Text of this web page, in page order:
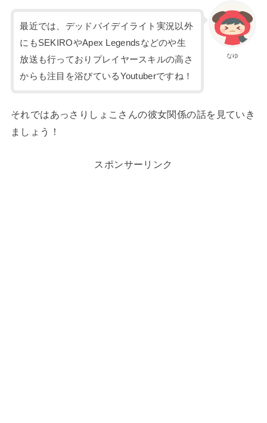
なゆ
最近では、デッドバイデイライト実況以外
にもSEKIROやApex Legendsなどのや生
放送も行っておりプレイヤースキルの高さ
からも注目を浴びているYoutuberですね！
それではあっさりしょこさんの彼女関係の話を見ていき
ましょう！
スポンサーリンク